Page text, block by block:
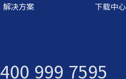
解决方案 下载中心
400 999 7595